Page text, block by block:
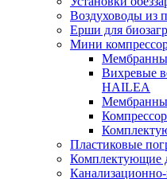
Воздуховоды из
Ерши для
Мини
Вихревые
HAILEA
Пластиковые
Комплектующие